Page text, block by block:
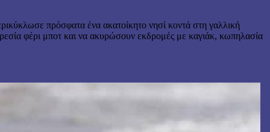
πρόσφατα ένα ακατοίκητο νησί κοντά στη γαλλική
φέρι μποτ και να ακυρώσουν εκδρομές με καγιάκ, κωπηλασία